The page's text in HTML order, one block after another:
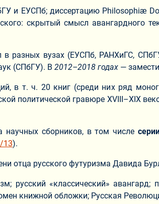
и ЕУСПб; диссертацию Philosophiæ
скрытый смысл авангардного
в разных вузах (ЕУСПб, РАНХиГС,
(СПбГУ). В 2012–2018 годах —
в т. ч. 20 книг (среди них ряд
политической гравюре XVIII–XIX
научных сборников, в том числе
13).
отца русского футуризма Давида
русский «классический»
книжной обложки; Русская